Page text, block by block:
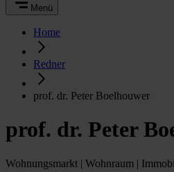
Menü
Home
Redner
prof. dr. Peter Boelhouwer
prof. dr. Peter
Wohnungsmarkt | Wohnraum |